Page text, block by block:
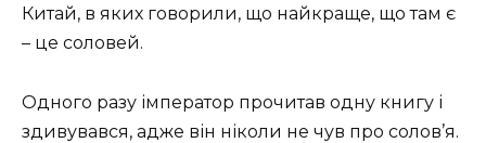
Китай, в яких говорили, що найкраще, що там є
– це соловей.
Одного разу імператор прочитав одну книгу і
здивувався, адже він ніколи не чув про солов’я.